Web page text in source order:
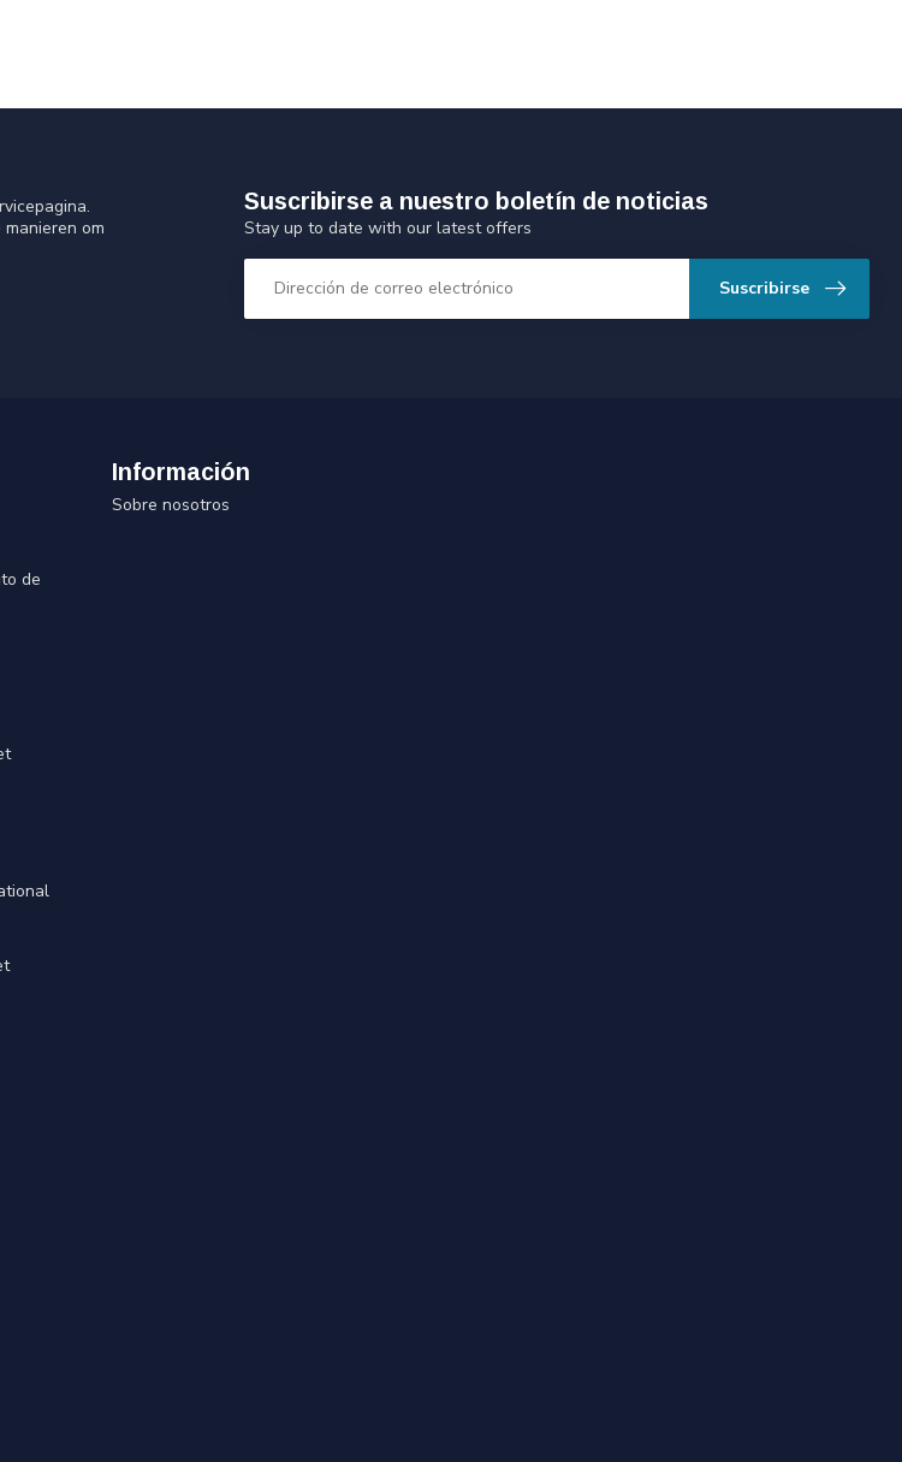
om
Suscribirse a nuestro boletín de noticias
Stay up to date with our latest offers
Suscribirse
de
Información
Sobre nosotros